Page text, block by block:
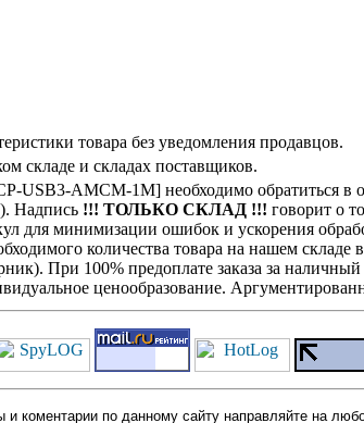
товара без уведомления продавцов.
складе и складах поставщиков.
USB3-AMCM-1M] необходимо обратиться
Надпись !!! ТОЛЬКО СКЛАД !!! говорит о
для минимизации ошибок и ускорения
количества товара на нашем
При 100% предоплате заказа за
ценообразование.
и коментарии по данному сайту направляйте на